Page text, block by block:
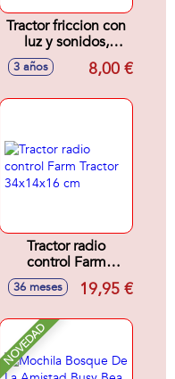
Tractor friccion con
luz y sonidos,
escala 1:32, colores
sdos.
3 años 8,00 €
Tractor radio
control Farm
Tractor 34x14x16
cm
36 meses 19,95 €
NOVEDAD